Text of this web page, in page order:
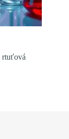
rtuťová